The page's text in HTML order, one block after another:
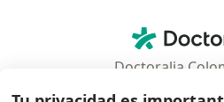
Doctoralia